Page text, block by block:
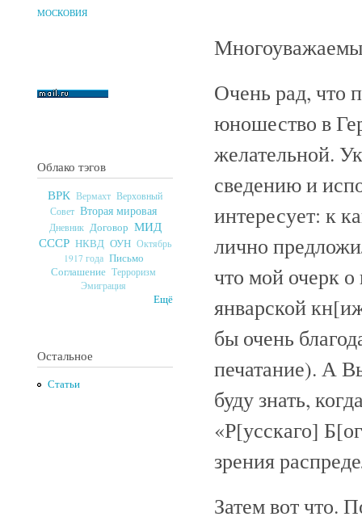
МОСКОВИЯ
Облако тэгов
ВРК Вермахт Верховный
Совет Вторая мировая
Дневник Договор МИД
СССР НКВД ОУН Октябрь
1917 года Письмо
Соглашение Терроризм
Эмиграция
Ещё
Остальное
Статьи
Очень рад, что
юношество в
желательной.
сведению и
интересует: к
лично
что мой очерк
январской
бы очень
печатание). А
буду знать,
«Р[усскаго]
зрения
Затем вот что.